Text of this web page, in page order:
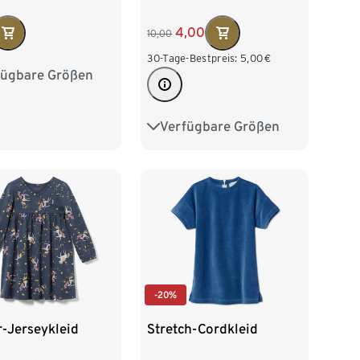
Größen
98/104
10,00 4,00
30-Tage-Bestpreis: 5,00€
Verfügbare Größen
62/68 74/80 86/92
Jerseykleid
-20%
Stretch-Cordkleid